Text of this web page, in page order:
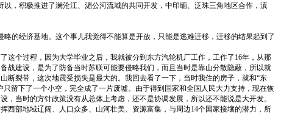
，积极推进了澜沧江、湄公河流域的共同开发，中印缅、泛珠三角地区合作，滇
的经济基地。这个事儿我觉得不能算是开放，只能是逃难迁移，迁移的结果起到了
这个过程，因为大学毕业之后，我就被分到东方汽轮机厂工作，工作了16年，从那
战建设，是为了防备当时苏联可能要侵略我们，而且当时是靠山分散隐蔽，所以就
裂带，这次地震受损失是最大的。我回去看了一下，当时我住的房子，就和“东
留下了一个小空，完全成了一片废墟。由于得到国家和全国人民大力支持，现在恢
，当时的方针政策没有从总体上考虑，还不是协调发展，所以还不能说是大开发。
部地域辽阔、人口众多、山河壮美、资源富集，与周边14个国家接壤的潜力，所